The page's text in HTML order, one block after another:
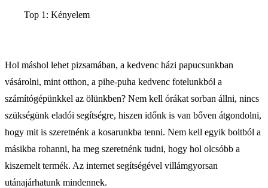
Top 1: Kényelem
Hol máshol lehet pizsamában, a kedvenc házi papucsunkban
vásárolni, mint otthon, a pihe-puha kedvenc fotelunkból a
számítógépünkkel az ölünkben? Nem kell órákat sorban állni, nincs
szükségünk eladói segítségre, hiszen időnk is van bőven átgondolni,
hogy mit is szeretnénk a kosarunkba tenni. Nem kell egyik boltból a
másikba rohanni, ha meg szeretnénk tudni, hogy hol olcsóbb a
kiszemelt termék. Az internet segítségével villámgyorsan
utánajárhatunk mindennek.